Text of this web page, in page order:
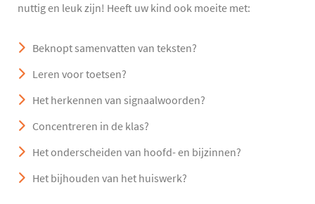
nuttig en leuk zijn! Heeft uw kind ook moeite met:
Beknopt samenvatten van teksten?
Leren voor toetsen?
Het herkennen van signaalwoorden?
Concentreren in de klas?
Het onderscheiden van hoofd- en bijzinnen?
Het bijhouden van het huiswerk?